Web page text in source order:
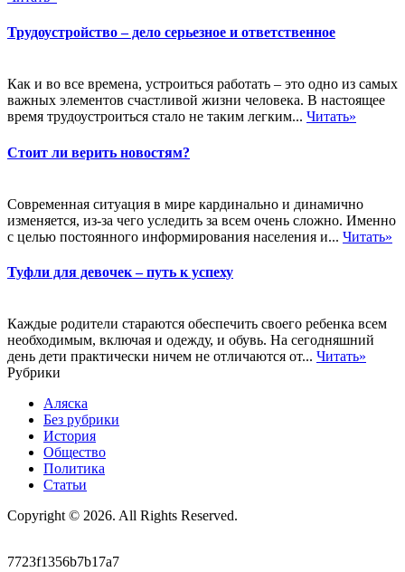
Трудоустройство – дело серьезное и ответственное
Как и во все времена, устроиться работать – это одно из самых
важных элементов счастливой жизни человека. В настоящее
время трудоустроиться стало не таким легким... Читать»
Стоит ли верить новостям?
Современная ситуация в мире кардинально и динамично
изменяется, из-за чего уследить за всем очень сложно. Именно
с целью постоянного информирования населения и... Читать»
Туфли для девочек – путь к успеху
Каждые родители стараются обеспечить своего ребенка всем
необходимым, включая и одежду, и обувь. На сегодняшний
день дети практически ничем не отличаются от... Читать»
Рубрики
Аляска
Без рубрики
История
Общество
Политика
Статьи
Copyright © 2026. All Rights Reserved.
7723f1356b7b17a7